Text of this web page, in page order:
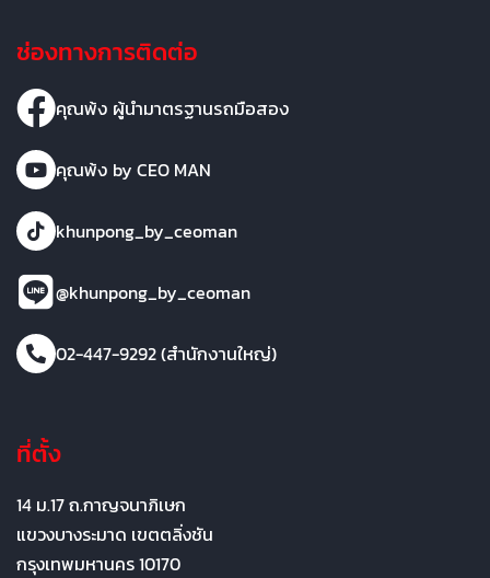
ช่องทางการติดต่อ
คุณพ้ง ผู้นำมาตรฐานรถมือสอง
คุณพ้ง by CEO MAN
khunpong_by_ceoman
@khunpong_by_ceoman
02-447-9292 (สำนักงานใหญ่)
ที่ตั้ง
14 ม.17 ถ.กาญจนาภิเษก
แขวงบางระมาด เขตตลิ่งชัน
กรุงเทพมหานคร 10170